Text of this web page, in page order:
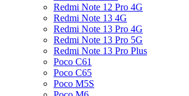
Redmi Note 12 Pro 4G
Redmi Note 13 4G
Redmi Note 13 Pro 4G
Redmi Note 13 Pro 5G
Redmi Note 13 Pro Plus
Poco C61
Poco C65
Poco M5S